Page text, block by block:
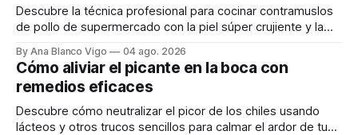
Descubre la técnica profesional para cocinar contramuslos
de pollo de supermercado con la piel súper crujiente y la
By Ana Blanco Vigo 04 ago. 2026
Cómo aliviar el picante en la boca con
remedios eficaces
Descubre cómo neutralizar el picor de los chiles usando
lácteos y otros trucos sencillos para calmar el ardor de tu